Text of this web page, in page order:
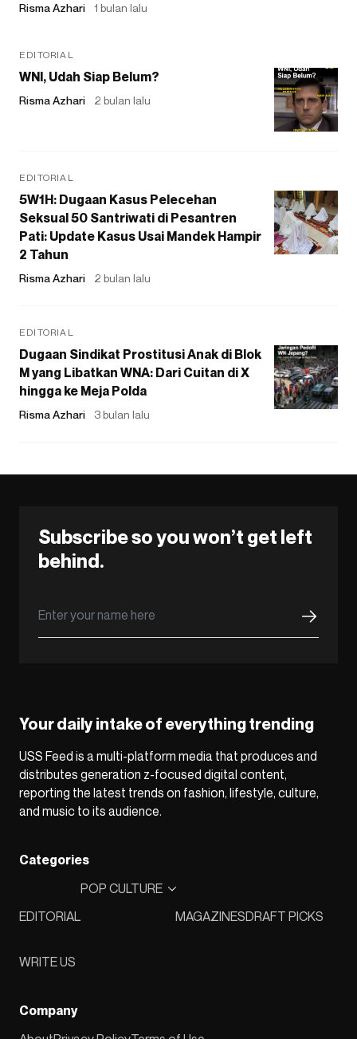
Risma Azhari 1 bulan lalu
EDITORIAL
WNI, Udah Siap Belum?
Risma Azhari 2 bulan lalu
EDITORIAL
5W1H: Dugaan Kasus Pelecehan
Seksual 50 Santriwati di Pesantren
Pati: Update Kasus Usai Mandek Hampir
2 Tahun
Risma Azhari 2 bulan lalu
EDITORIAL
Dugaan Sindikat Prostitusi Anak di Blok
M yang Libatkan WNA: Dari Cuitan di X
hingga ke Meja Polda
Risma Azhari 3 bulan lalu
Subscribe so you won’t get left
behind.
Your daily intake of everything trending
USS Feed is a multi-platform media that produces and
distributes generation z-focused digital content,
reporting the latest trends on fashion, lifestyle, culture,
and music to its audience.
Categories
EDITORIAL
POP CULTURE
MAGAZINESDRAFT PICKS
WRITE US
Company